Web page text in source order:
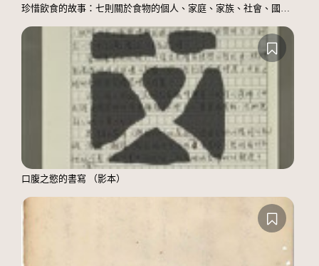
珍惜飲食的故事：七則關於食物的個人、家庭、家族、社會、國族記憶
口腹之慾的書寫 （影本）